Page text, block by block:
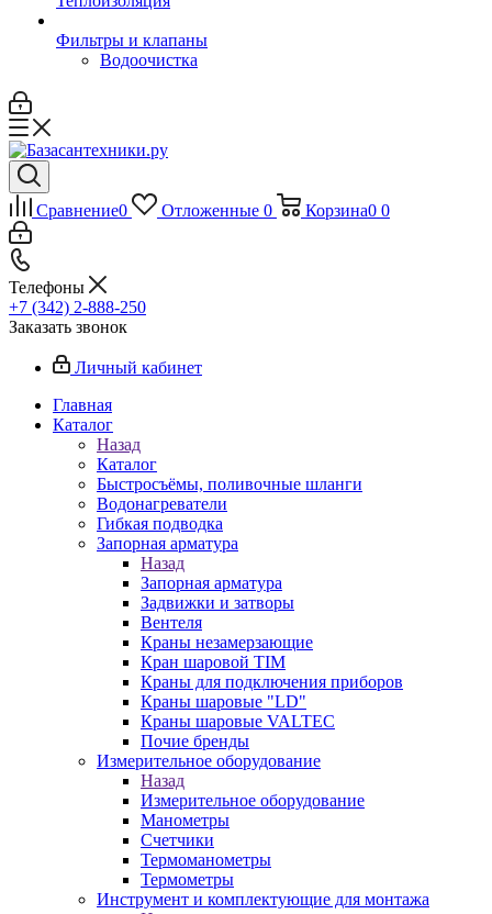
Фильтры и клапаны
Водоочистка
Сравнение0 Отложенные 0 Корзина0 0
Телефоны
+7 (342) 2-888-250
Заказать звонок
Личный кабинет
Главная
Каталог
Назад
Каталог
Быстросъёмы, поливочные шланги
Водонагреватели
Гибкая подводка
Запорная арматура
Назад
Запорная арматура
Задвижки и затворы
Вентеля
Краны незамерзающие
Кран шаровой TIM
Краны для подключения приборов
Краны шаровые "LD"
Краны шаровые VALTEC
Почие бренды
Измерительное оборудование
Назад
Измерительное оборудование
Манометры
Счетчики
Термоманометры
Термометры
Инструмент и комплектующие для монтажа